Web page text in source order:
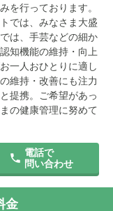
を行っております。
では、みなさま大盛
は、手芸などの細か
知機能の維持・向上
一人おひとりに適し
維持・改善にも注力
提携。ご希望があっ
の健康管理に努めて
電話で
問い合わせ
金